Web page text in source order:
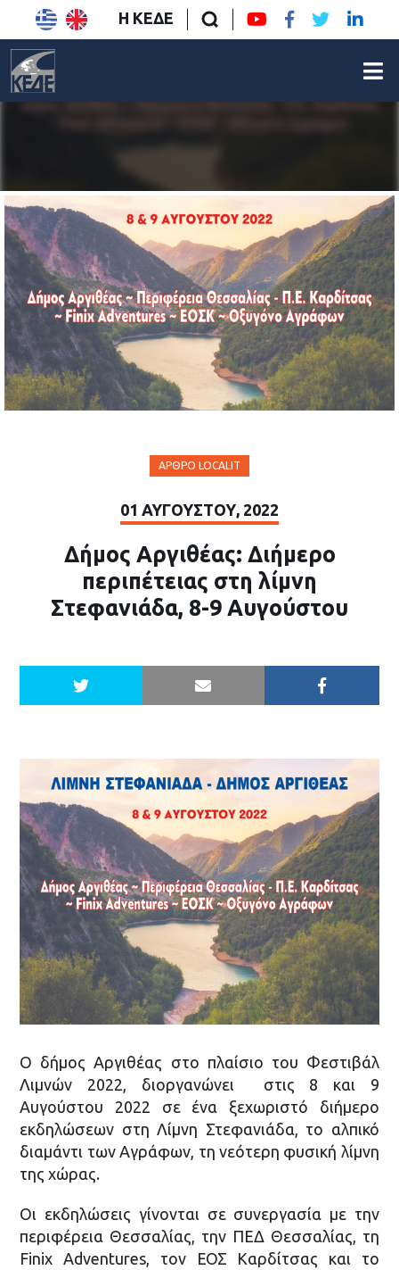
Η ΚΕΔΕ
ΆΡΘΡΟ LOCALIT
01 ΑΥΓΟΎΣΤΟΥ, 2022
Δήμος Αργιθέας: Διήμερο
περιπέτειας στη λίμνη
Στεφανιάδα, 8-9 Αυγούστου
Ο δήμος Αργιθέας στο πλαίσιο του Φεστιβάλ
Λιμνών 2022, διοργανώνει στις 8 και 9
Αυγούστου 2022 σε ένα ξεχωριστό διήμερο
εκδηλώσεων στη Λίμνη Στεφανιάδα, το αλπικό
διαμάντι των Αγράφων, τη νεότερη φυσική λίμνη
της χώρας.
Οι εκδηλώσεις γίνονται σε συνεργασία με την
περιφέρεια Θεσσαλίας, την ΠΕΔ Θεσσαλίας, τη
Finix Adventures, τον ΕΟΣ Καρδίτσας και το